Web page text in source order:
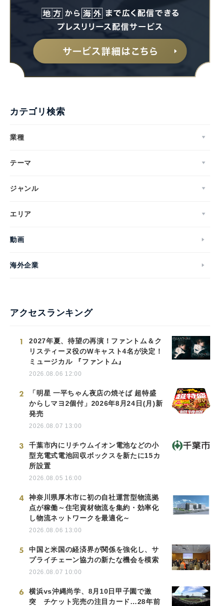
カテゴリ検索
業種
テーマ
ジャンル
エリア
動画
海外企業
アクセスランキング
1
2027年夏、待望の再演！ファントム＆ク
リスティーヌ役のWキャスト4名が決定！
ミュージカル 『ファントム』
2026.08.06 12:00
2
「明星 一平ちゃん夜店の焼そば 超特盛
からしマヨ2個付」2026年8月24日(月)新
発売
2026.08.07 13:00
3
千葉市内にリチウムイオン電池などの小
型充電式電池回収ボックスを新たに15カ
所設置
2026.08.05 16:00
4
神奈川県厚木市に初の自社運営型物流拠
点が稼働～住宅資材物流を集約・効率化
し物流ネットワークを最適化～
2026.08.06 13:00
5
中国と米国の経済界が関係を強化し、サ
プライチェーン協力の新たな機会を模索
2026.08.07 10:00
6
横浜vs沖縄尚学、8月10日甲子園で激
突 チケット完売の注目カード…28年前